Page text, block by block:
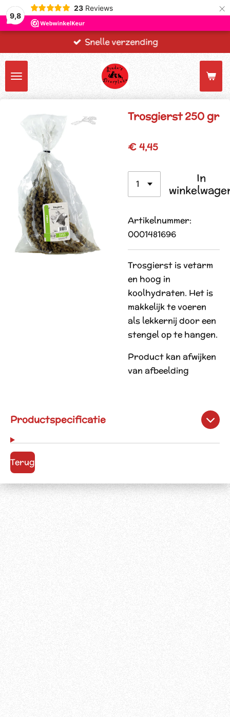
9,8
23 Reviews ×
Snelle verzending
Trosgierst 250 gr
€ 4,45
In
Artikelnummer:
0001481696
Trosgierst is vetarm
en hoog in
koolhydraten. Het is
makkelijk te voeren
als lekkernij door een
stengel op te hangen.
Product kan afwijken
van afbeelding
Productspecificatie
Terug